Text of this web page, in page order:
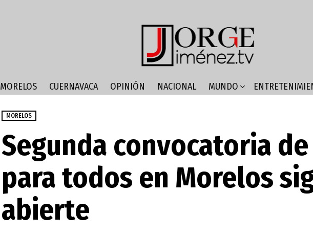
MORELOS CUERNAVACA OPINIÓN NACIONAL MUNDO
MORELOS
Segunda convocatoria
para todos en Morelos
abierte